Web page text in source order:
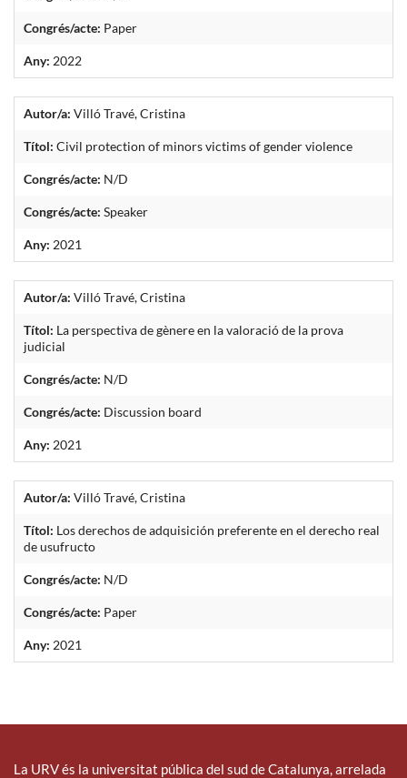
Congrés/acte: Paper
Any: 2022
Autor/a: Villó Travé, Cristina
Títol: Civil protection of minors victims of gender violence
Congrés/acte: N/D
Congrés/acte: Speaker
Any: 2021
Autor/a: Villó Travé, Cristina
Títol: La perspectiva de gènere en la valoració de la prova
judicial
Congrés/acte: N/D
Congrés/acte: Discussion board
Any: 2021
Autor/a: Villó Travé, Cristina
Títol: Los derechos de adquisición preferente en el derecho real
de usufructo
Congrés/acte: N/D
Congrés/acte: Paper
Any: 2021
La URV és la universitat pública del sud de Catalunya, arrelada